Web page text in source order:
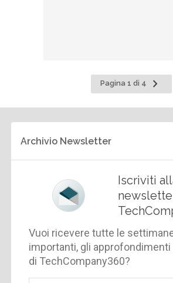
Pagina 1 di 4
Pagina
Archivio Newsletter
Iscriviti
Vuoi ricevere tutte le
importanti, gli
di TechCompany360?